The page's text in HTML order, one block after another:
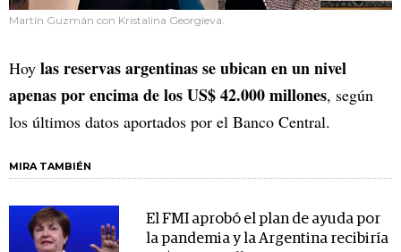
Martín Guzmán con Kristalina Georgieva.
Hoy las reservas argentinas se ubican en un nivel
apenas por encima de los US$ 42.000 millones, según
los últimos datos aportados por el Banco Central.
MIRA TAMBIÉN
El FMI aprobó el plan de ayuda por
la pandemia y la Argentina recibiría